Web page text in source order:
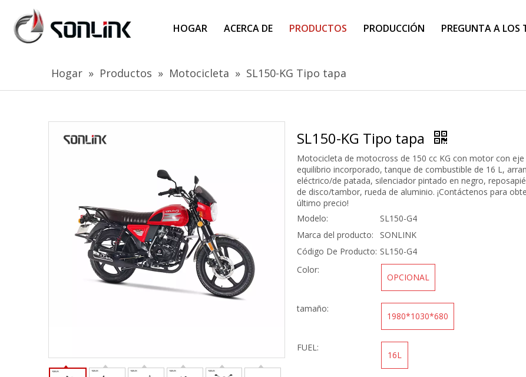
HOGAR ACERCA DE PRODUCTOS PRODUCCIÓN PREGUNTA A LOS
Hogar » Productos » Motocicleta » SL150-KG Tipo tapa
SL150-KG Tipo tapa
Motocicleta de motocross de 150 cc KG con motor con eje
equilibrio incorporado, tanque de combustible de 16 L,
eléctrico/de patada, silenciador pintado en negro,
de disco/tambor, rueda de aluminio. ¡Contáctenos para
último precio!
Modelo:
SL150-G4
Marca del producto:
SONLINK
Código De Producto: SL150-G4
Color:
OPCIONAL
tamaño:
1980*1030*680
FUEL:
16L